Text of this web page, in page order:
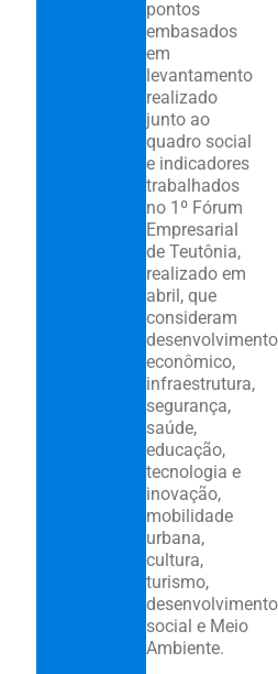
pontos
embasados
em
levantamento
realizado
junto ao
quadro social
e indicadores
trabalhados
no 1º Fórum
Empresarial
de Teutônia,
realizado em
abril, que
consideram
desenvolvimento
econômico,
infraestrutura,
segurança,
saúde,
educação,
tecnologia e
inovação,
mobilidade
urbana,
cultura,
turismo,
desenvolvimento
social e Meio
Ambiente.